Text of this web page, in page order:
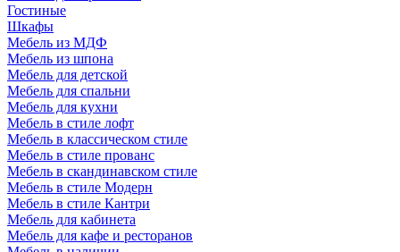
Гостиные
Шкафы
Мебель из МДФ
Мебель из шпона
Мебель для детской
Мебель для спальни
Мебель для кухни
Мебель в стиле лофт
Мебель в классическом стиле
Мебель в стиле прованс
Мебель в скандинавском стиле
Мебель в стиле Модерн
Мебель в стиле Кантри
Мебель для кабинета
Мебель для кафе и ресторанов